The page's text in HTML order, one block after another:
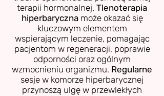
terapii hormonalnej. Tlenoterapia
hiperbarycznamoże okazać się
kluczowym elementem
wspierającym leczenie, pomagając
pacjentom w regeneracji, poprawie
odporności oraz ogólnym
wzmocnieniu organizmu. Regularne
sesje w komorze hiperbarycznej
przynoszą ulgę w przewlekłych